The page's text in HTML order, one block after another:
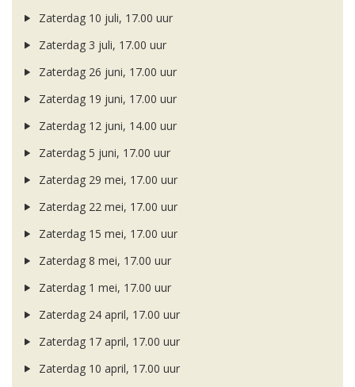
Zaterdag 10 juli, 17.00 uur
Zaterdag 3 juli, 17.00 uur
Zaterdag 26 juni, 17.00 uur
Zaterdag 19 juni, 17.00 uur
Zaterdag 12 juni, 14.00 uur
Zaterdag 5 juni, 17.00 uur
Zaterdag 29 mei, 17.00 uur
Zaterdag 22 mei, 17.00 uur
Zaterdag 15 mei, 17.00 uur
Zaterdag 8 mei, 17.00 uur
Zaterdag 1 mei, 17.00 uur
Zaterdag 24 april, 17.00 uur
Zaterdag 17 april, 17.00 uur
Zaterdag 10 april, 17.00 uur